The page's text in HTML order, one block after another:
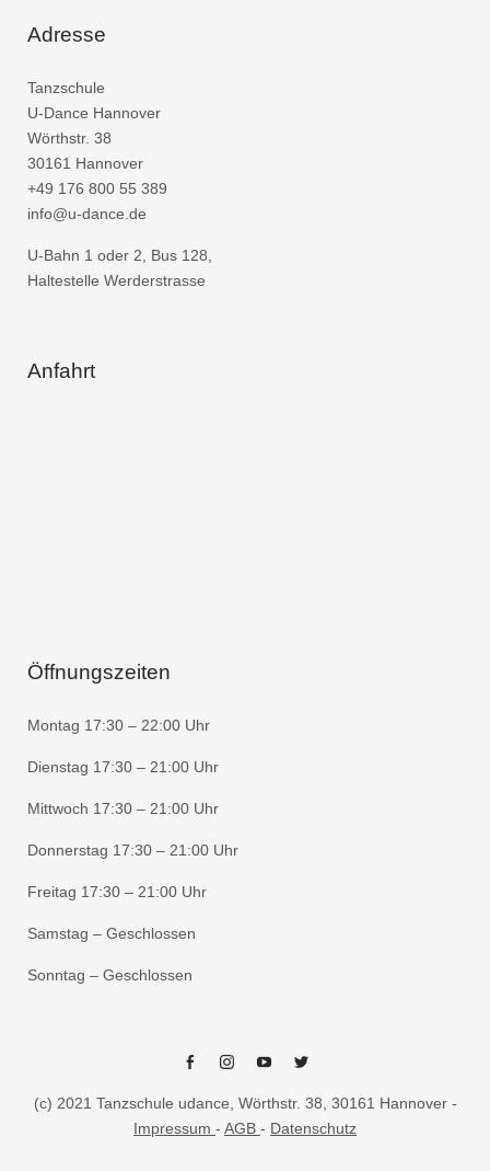
Adresse
Tanzschule
U-Dance Hannover
Wörthstr. 38
30161 Hannover
+49 176 800 55 389
info@u-dance.de
U-Bahn 1 oder 2, Bus 128,
Haltestelle Werderstrasse
Anfahrt
Öffnungszeiten
Montag 17:30 – 22:00 Uhr
Dienstag 17:30 – 21:00 Uhr
Mittwoch 17:30 – 21:00 Uhr
Donnerstag 17:30 – 21:00 Uhr
Freitag 17:30 – 21:00 Uhr
Samstag – Geschlossen
Sonntag – Geschlossen
FacebookInstagram
YoutubeTwitter
(c) 2021 Tanzschule udance, Wörthstr. 38, 30161 Hannover -
Impressum - AGB - Datenschutz